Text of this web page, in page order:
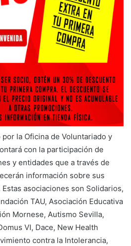
la Oficina de Voluntariado y
con la participación de
y entidades que a través de
información sobre sus
asociaciones son Solidarios,
TAU, Asociación Educativa
Mornese, Autismo Sevilla,
VI, Dace, New Health
contra la Intolerancia,